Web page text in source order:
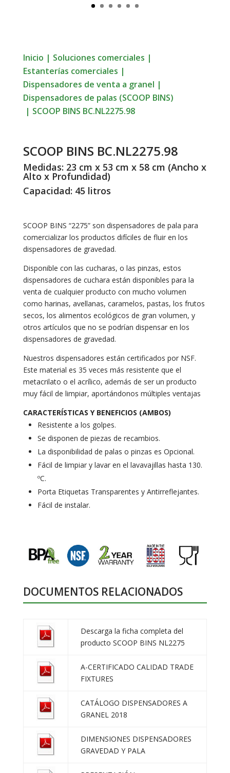
Inicio | Soluciones comerciales |
Estanterías comerciales |
Dispensadores de venta a granel |
Dispensadores de palas (SCOOP BINS)
| SCOOP BINS BC.NL2275.98
SCOOP BINS BC.NL2275.98
Medidas: 23 cm x 53 cm x 58 cm (Ancho x
Alto x Profundidad)
Capacidad: 45 litros
SCOOP BINS “2275” son dispensadores de pala para
comercializar los productos difíciles de fluir en los
dispensadores de gravedad.
Disponible con las cucharas, o las pinzas, estos
dispensadores de cuchara están disponibles para la
venta de cualquier producto con mucho volumen
como harinas, avellanas, caramelos, pastas, los frutos
secos, los alimentos ecológicos de gran volumen, y
otros artículos que no se podrían dispensar en los
dispensadores de gravedad.
Nuestros dispensadores están certificados por NSF.
Este material es 35 veces más resistente que el
metacrilato o el acrílico, además de ser un producto
muy fácil de limpiar, aportándonos múltiples ventajas
CARACTERÍSTICAS Y BENEFICIOS (AMBOS)
Resistente a los golpes.
Se disponen de piezas de recambios.
La disponibilidad de palas o pinzas es Opcional.
Fácil de limpiar y lavar en el lavavajillas hasta 130.
ºC.
Porta Etiquetas Transparentes y Antirreflejantes.
Fácil de instalar.
DOCUMENTOS RELACIONADOS
Descarga la ficha completa del
producto SCOOP BINS NL2275
A-CERTIFICADO CALIDAD TRADE
FIXTURES
CATÁLOGO DISPENSADORES A
GRANEL 2018
DIMENSIONES DISPENSADORES
GRAVEDAD Y PALA